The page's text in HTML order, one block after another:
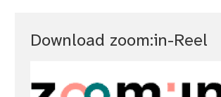
Download zoom:in-Reel